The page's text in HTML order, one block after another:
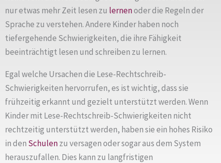
nur etwas mehr Zeit lesen zu lernenoder die Regeln der
Sprache zu verstehen. Andere Kinder haben noch
tiefergehende Schwierigkeiten, die ihre Fähigkeit
beeinträchtigt lesen und schreiben zu lernen.
Egal welche Ursachen die Lese-Rechtschreib-
Schwierigkeiten hervorrufen, es ist wichtig, dass sie
frühzeitig erkannt und gezielt unterstützt werden. Wenn
Kinder mit Lese-Rechtschreib-Schwierigkeiten nicht
rechtzeitig unterstützt werden, haben sie ein hohes Risiko
in den Schulenzu versagen oder sogar aus dem System
herauszufallen. Dies kann zu langfristigen